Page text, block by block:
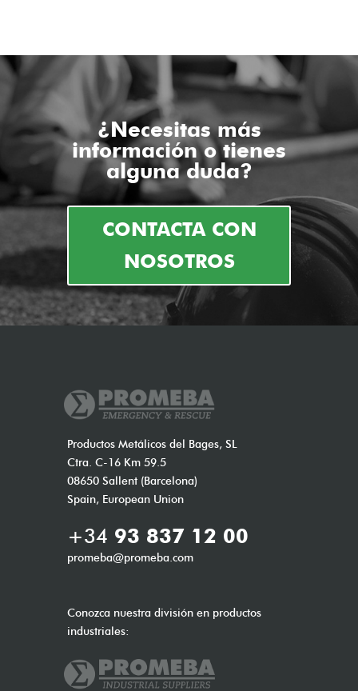
¿Necesitas más
información o tienes
alguna duda?
CONTACTA CON
NOSOTROS
Productos Metálicos del Bages, SL
Ctra. C-16 Km 59.5
08650 Sallent (Barcelona)
Spain, European Union
+34 93 837 12 00
promeba@promeba.com
Conozca nuestra división en productos
industriales: